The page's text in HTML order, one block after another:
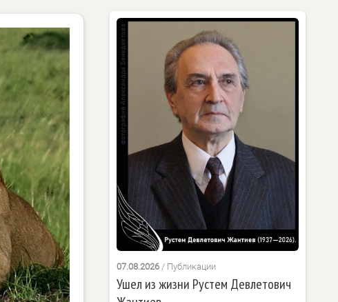
07.08.2026/ Публикации
Ушел из жизни Рустем Девлетович